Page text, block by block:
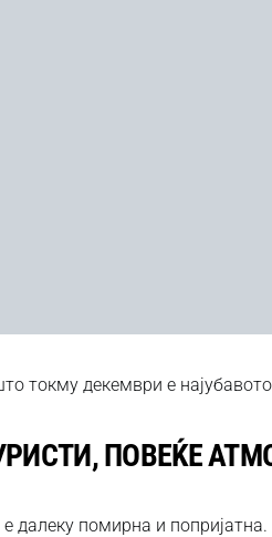
токму декември е
ПОВЕЌЕ
далеку помирна и